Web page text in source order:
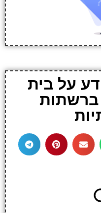
על בית
ברשתות